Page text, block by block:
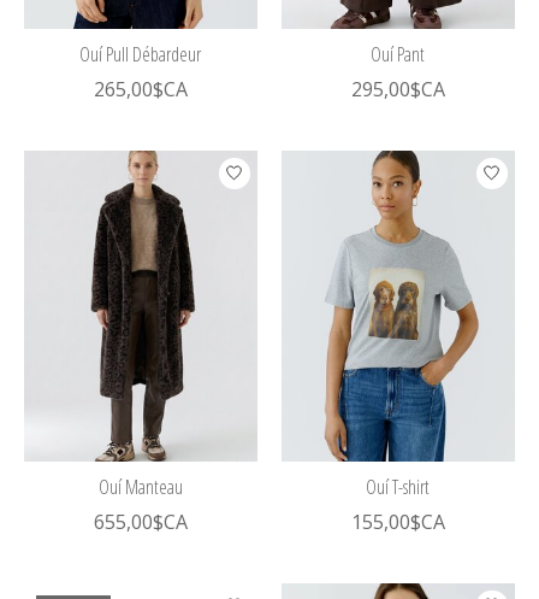
Ouí Pull Débardeur
265,00$CA
Ouí Pant
295,00$CA
Ouí Manteau
655,00$CA
Ouí T-shirt
155,00$CA